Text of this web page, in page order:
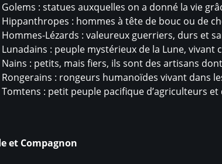
Golems : statues auxquelles on a donné la vie
Hippanthropes : hommes à tête de bouc ou de
Hommes-Lézards : valeureux guerriers, durs et
Lunadains : peuple mystérieux de la Lune, vivant
Nains : petits, mais fiers, ils sont des artisans
Rongerains : rongeurs humanoïdes vivant dans
Tomtens : petit peuple pacifique d’agriculteurs et
et Compagnon